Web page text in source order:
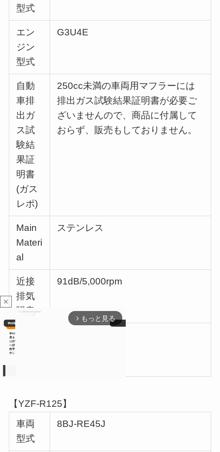
型式
エン
ジン
型式
G3U4E
自動
車排
出ガ
ス試
験結
果証
明書
(ガス
レポ)
250cc未満の車両用マフラーには
排出ガス試験結果証明書が必要ご
ざいませんので、商品に付属して
おらず、販売もしておりません。
Main
Materi
al
ステンレス
近接
排気
騒音
91dB/5,000rpm
【YZF-R125】
車両
型式
8BJ-RE45J
close
arrow_forward_ios もっと見る
t